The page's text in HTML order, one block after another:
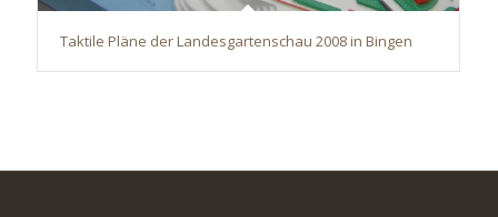
Taktile Pläne der Landesgartenschau 2008 in Bingen